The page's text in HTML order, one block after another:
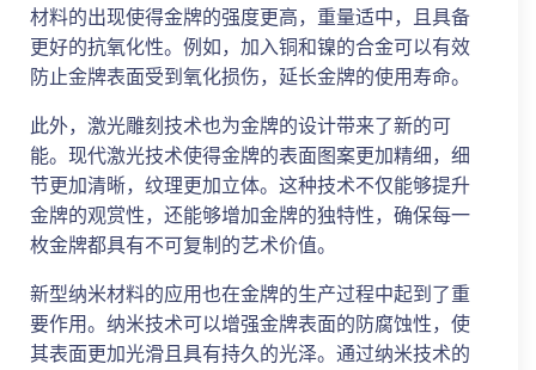
材料的出现使得金牌的强度更高，重量适中，且具备
更好的抗氧化性。例如，加入铜和镍的合金可以有效
防止金牌表面受到氧化损伤，延长金牌的使用寿命。
此外，激光雕刻技术也为金牌的设计带来了新的可
能。现代激光技术使得金牌的表面图案更加精细，细
节更加清晰，纹理更加立体。这种技术不仅能够提升
金牌的观赏性，还能够增加金牌的独特性，确保每一
枚金牌都具有不可复制的艺术价值。
新型纳米材料的应用也在金牌的生产过程中起到了重
要作用。纳米技术可以增强金牌表面的防腐蚀性，使
其表面更加光滑且具有持久的光泽。通过纳米技术的